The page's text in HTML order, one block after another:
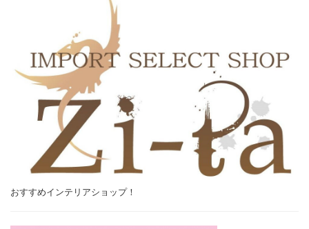
おすすめインテリアショップ！